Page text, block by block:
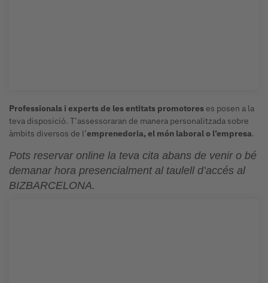
Professionals i experts de les entitats promotores es posen a la
teva disposició. T’assessoraran de manera personalitzada sobre
àmbits diversos de l’emprenedoria, el món laboral o l’empresa.
Pots reservar online la teva cita abans de venir o bé
demanar hora presencialment al taulell d’accés al
BIZBARCELONA.